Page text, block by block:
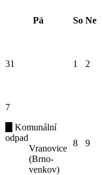
Pá So Ne
31 1 2
7
Komunální
odpad
Vranovice
(Brno-
venkov)
8 9